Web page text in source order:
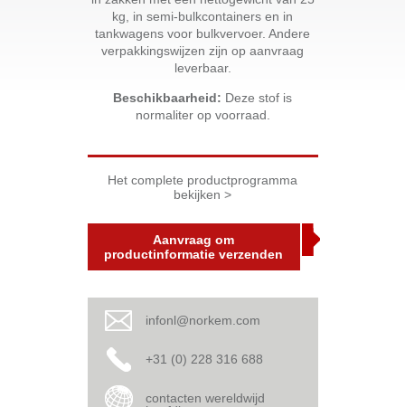
kg, in semi-bulkcontainers en in
tankwagens voor bulkvervoer. Andere
verpakkingswijzen zijn op aanvraag
leverbaar.
Beschikbaarheid: Deze stof is
normaliter op voorraad.
Het complete productprogramma
bekijken >
Aanvraag om
productinformatie verzenden
infonl@norkem.com
+31 (0) 228 316 688
contacten wereldwijd